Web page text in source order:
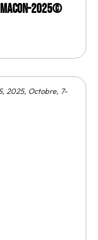
2025©
, 2025, Octobre, 7-